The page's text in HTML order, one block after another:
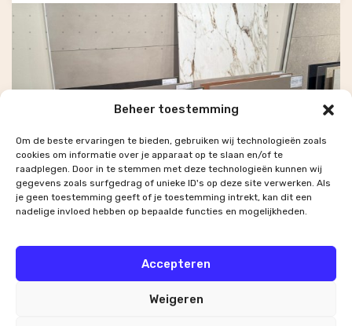
Beheer toestemming
Om de beste ervaringen te bieden, gebruiken wij technologieën zoals
cookies om informatie over je apparaat op te slaan en/of te
raadplegen. Door in te stemmen met deze technologieën kunnen wij
gegevens zoals surfgedrag of unieke ID's op deze site verwerken. Als
je geen toestemming geeft of je toestemming intrekt, kan dit een
nadelige invloed hebben op bepaalde functies en mogelijkheden.
Accepteren
Weigeren